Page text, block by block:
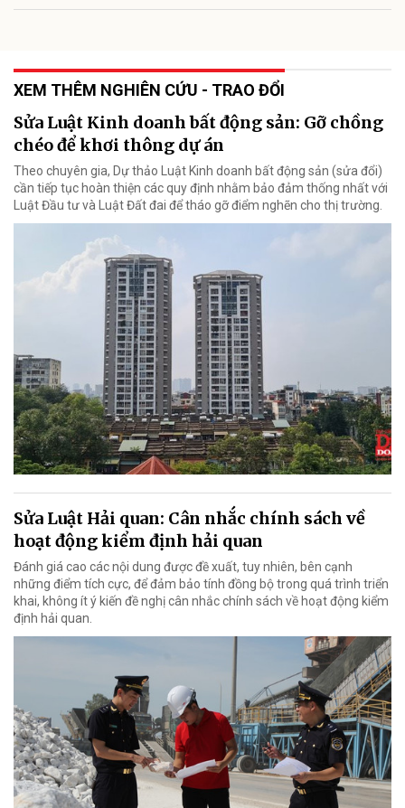
XEM THÊM NGHIÊN CỨU - TRAO ĐỔI
Sửa Luật Kinh doanh bất động sản: Gỡ chồng
chéo để khơi thông dự án
Theo chuyên gia, Dự thảo Luật Kinh doanh bất động sản (sửa đổi)
cần tiếp tục hoàn thiện các quy định nhằm bảo đảm thống nhất với
Luật Đầu tư và Luật Đất đai để tháo gỡ điểm nghẽn cho thị trường.
Sửa Luật Hải quan: Cân nhắc chính sách về
hoạt động kiểm định hải quan
Đánh giá cao các nội dung được đề xuất, tuy nhiên, bên cạnh
những điểm tích cực, để đảm bảo tính đồng bộ trong quá trình triển
khai, không ít ý kiến đề nghị cân nhắc chính sách về hoạt động kiểm
định hải quan.